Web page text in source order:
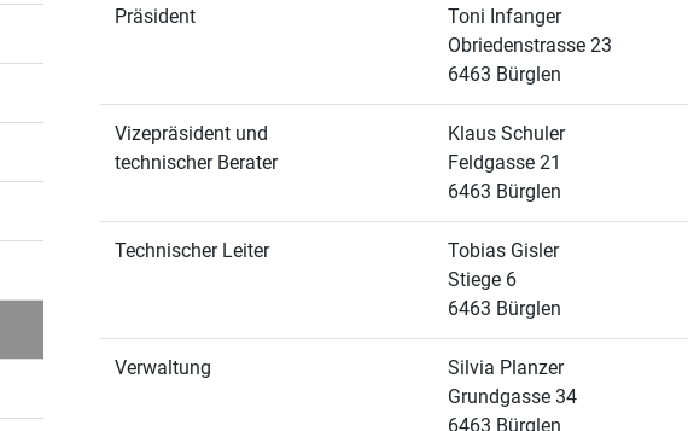
Präsident
Toni Infanger
Obriedenstrasse 23
6463 Bürglen
Vizepräsident und
technischer Berater
Klaus Schuler
Feldgasse 21
6463 Bürglen
Technischer Leiter
Tobias Gisler
Stiege 6
6463 Bürglen
Verwaltung
Silvia Planzer
Grundgasse 34
6463 Bürglen